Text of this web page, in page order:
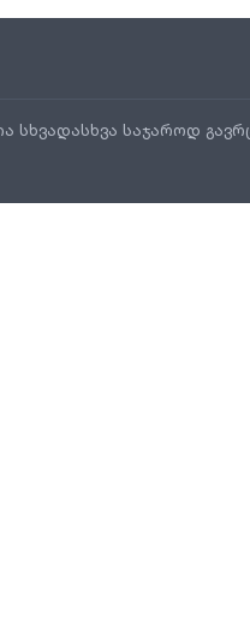
სხვადასხვა საჯაროდ